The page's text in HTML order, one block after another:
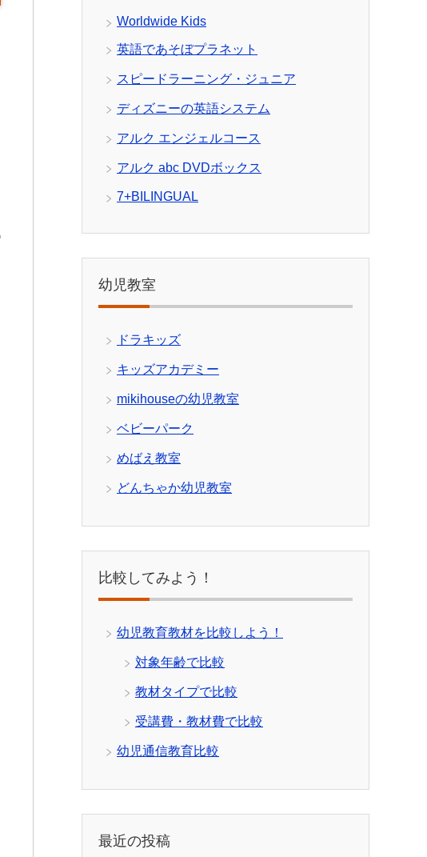
Worldwide Kids
英語であそぼプラネット
スピードラーニング・ジュニア
ディズニーの英語システム
アルク エンジェルコース
アルク abc DVDボックス
7+BILINGUAL
幼児教室
ドラキッズ
キッズアカデミー
mikihouseの幼児教室
ベビーパーク
めばえ教室
どんちゃか幼児教室
比較してみよう！
幼児教育教材を比較しよう！
対象年齢で比較
教材タイプで比較
受講費・教材費で比較
幼児通信教育比較
最近の投稿